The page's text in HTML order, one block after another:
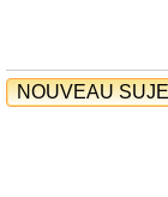
NOUVEAU